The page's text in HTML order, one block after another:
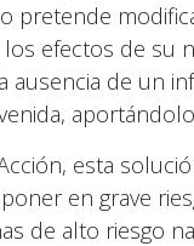
pretende
efectos de
de un
esta
en grave
de alto riesgo